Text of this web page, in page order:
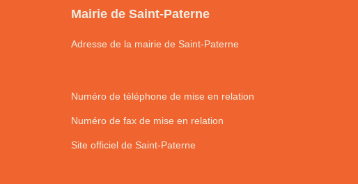
Mairie de Saint-Paterne
Adresse de la mairie de Saint-Paterne
Numéro de téléphone de mise en relation
Numéro de fax de mise en relation
Site officiel de Saint-Paterne